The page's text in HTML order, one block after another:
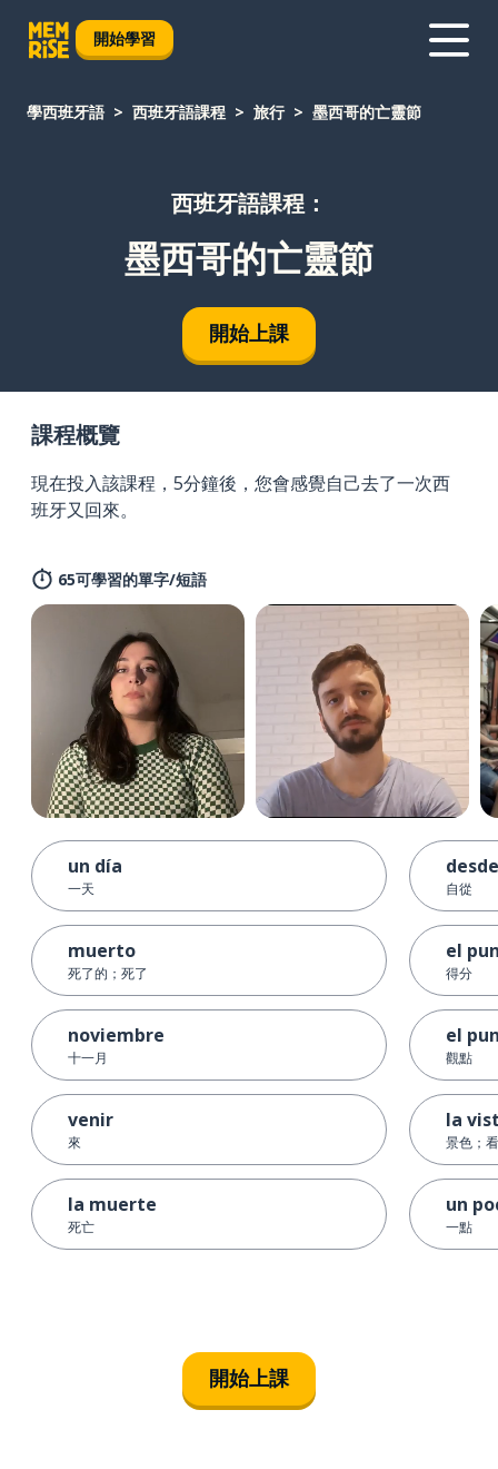
開始學習
學西班牙語 西班牙語課程 旅行 墨西哥的亡靈節
西班牙語課程：
墨西哥的亡靈節
開始上課
課程概覽
現在投入該課程，5分鐘後，您會感覺自己去了一次西
班牙又回來。
65可學習的單字/短語
un día
一天
muerto
死了的；死了
noviembre
十一月
venir
來
la muerte
死亡
desde
自從
el
得分
el
觀點
la
景色；
un
一點
開始上課